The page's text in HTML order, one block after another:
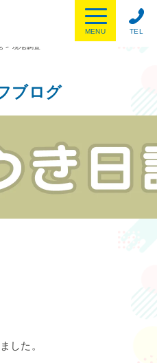
TEL
MENU
> 現地調査
ブログ
した。